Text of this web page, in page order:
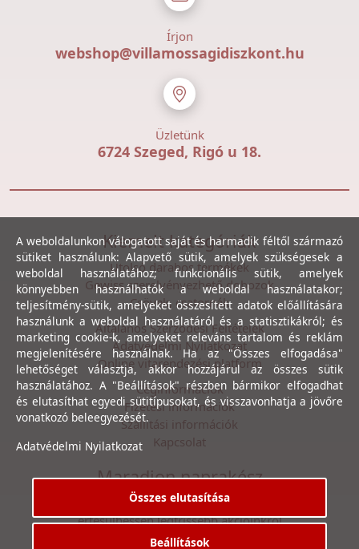
Írjon
webshop@villamossagidiszkont.hu
Üzletünk
6724 Szeged, Rigó u 18.
Kiemelt kategóriák
Utolsó darabos termékek
Gewiss szerelvényezhető dobozok
Csövek, csatornák
Általános Szerződési Feltételek
Adatvédelmi Nyilatkozat
Online vitarendezési platform
Céginformációk
Fizetési információk
Szállítási információk
Kapcsolat
Maradjon naprakész
Íratkozzon fel hírlevelünkre, hogy első kézből
értesülhessen legfrissebb akcióinkról
A weboldalunkon válogatott saját és harmadik féltől származó
sütiket használunk: Alapvető sütik, amelyek szükségesek a
weboldal használatához; funkcionális sütik, amelyek
könnyebben használhatók a weboldal használatakor;
teljesítmény-sütik, amelyeket összesített adatok előállítására
használunk a weboldal használatáról és a statisztikákról; és
marketing cookie-k, amelyeket releváns tartalom és reklám
megjelenítésére használnak. Ha az "Összes elfogadása"
lehetőséget választja, akkor hozzájárul az összes sütik
használatához. A "Beállítások" részben bármikor elfogadhat
és elutasíthat egyedi sütitípusokat, és visszavonhatja a jövőre
vonatkozó beleegyezését.
Adatvédelmi Nyilatkozat
Összes elutasítása
Beállítások